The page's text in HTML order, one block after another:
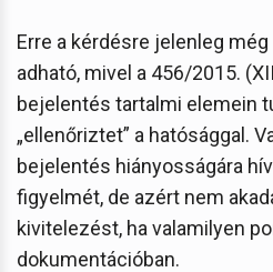
Erre a kérdésre jelenleg
adható, mivel a 456/2015.
bejelentés tartalmi elemein
„ellenőriztet” a hatósággal.
bejelentés hiányosságára
figyelmét, de azért nem
kivitelezést, ha valamilyen
dokumentációban.